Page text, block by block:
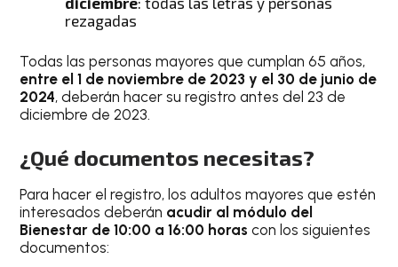
rezagadas
Todas las personas mayores que cumplan 65 años,
entre el 1 de noviembre de 2023 y el 30 de junio de
2024, deberán hacer su registro antes del 23 de
diciembre de 2023.
¿Qué documentos necesitas?
Para hacer el registro, los adultos mayores que estén
interesados deberán acudir al módulo del
Bienestar de 10:00 a 16:00 horascon los siguientes
documentos: